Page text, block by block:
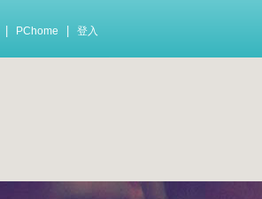
PChome 登入